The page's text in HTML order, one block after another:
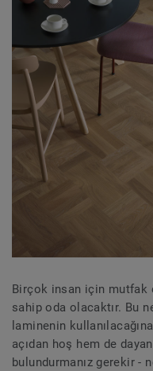
Birçok insan için mutfak
sahip oda olacaktır. Bu
laminenin
açıdan hoş hem de
bulundurmanız gerekir -